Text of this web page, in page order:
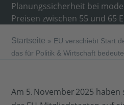
Planungssicherheit bei
Preisen zwischen 55 und 65
Startseite » EU verschiebt Start
das für Politik & Wirtschaft
Am 5. November 2025